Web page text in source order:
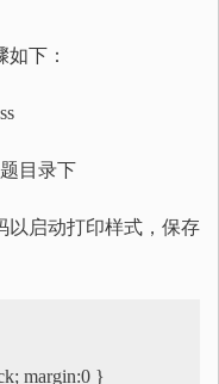
下：
题目录下
以启动打印样式，保存
margin:0 }